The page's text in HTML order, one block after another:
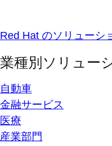
Red Hat のソリューシ
業種別ソリュー
自動車
金融サービス
医療
産業部門